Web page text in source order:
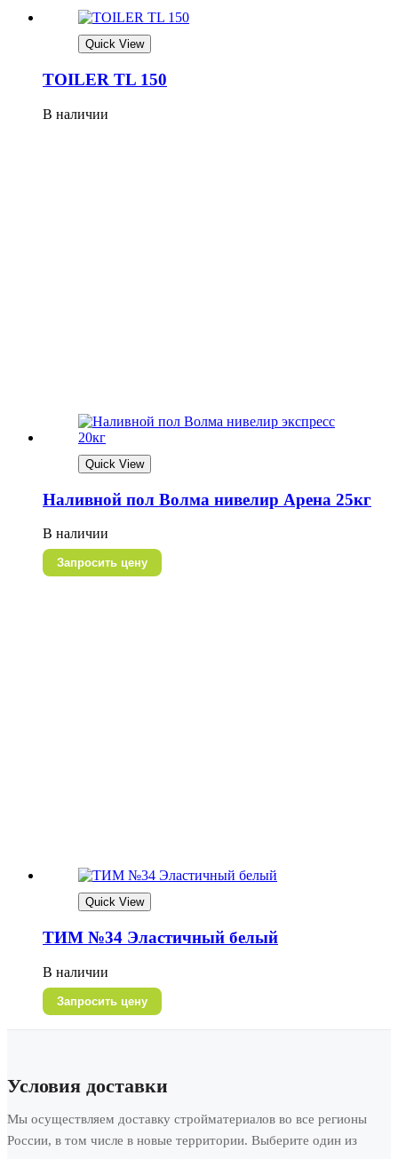
Quick View
TOILER TL 150
В наличии
Quick View
Наливной пол Волма нивелир Арена 25кг
В наличии
Запросить цену
Quick View
ТИМ №34 Эластичный белый
В наличии
Запросить цену
Условия доставки
Мы осуществляем доставку стройматериалов во все регионы
России, в том числе в новые территории. Выберите один из